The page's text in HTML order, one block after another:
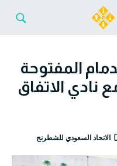
المفتوحة
نادي الاتفاق
الاتحاد السعودي للشطرنج